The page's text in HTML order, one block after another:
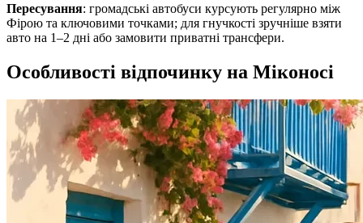
Пересування: громадські автобуси курсують регулярно між
Фірою та ключовими точками; для гнучкості зручніше взяти
авто на 1–2 дні або замовити приватні трансфери.
Особливості відпочинку на Міконосі